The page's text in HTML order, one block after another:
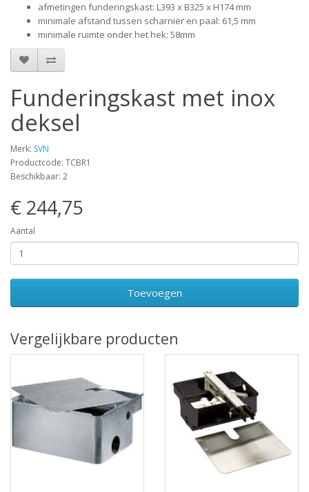
afmetingen funderingskast: L393 x B325 x H174 mm
minimale afstand tussen scharnier en paal: 61,5 mm
minimale ruimte onder het hek: 58mm
Funderingskast met inox
deksel
Merk: SVN
Productcode: TCBR1
Beschikbaar: 2
€ 244,75
Aantal
Toevoegen
Vergelijkbare producten